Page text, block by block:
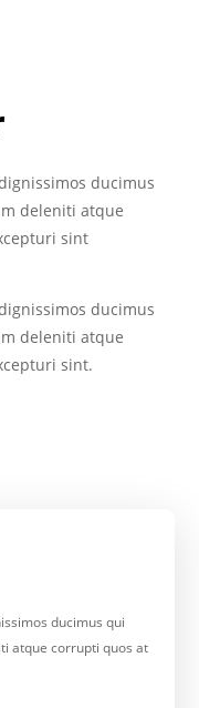
ducimus
deleniti atque
sint
ducimus
deleniti atque
sint.
ducimus qui
atque corrupti quos at